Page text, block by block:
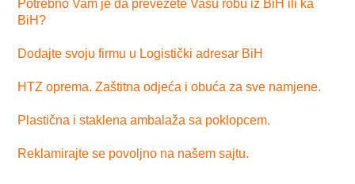
Potrebno Vam je da prevezete Vašu robu iz BiH ili ka
BiH?
Dodajte svoju firmu u Logistički adresar BiH
HTZ oprema. Zaštitna odjeća i obuća za sve namjene.
Plastična i staklena ambalaža sa poklopcem.
Reklamirajte se povoljno na našem sajtu.